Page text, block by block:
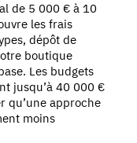
de 5 000 € à 10
les frais
dépôt de
boutique
Les budgets
jusqu’à 40 000 €
qu’une approche
moins